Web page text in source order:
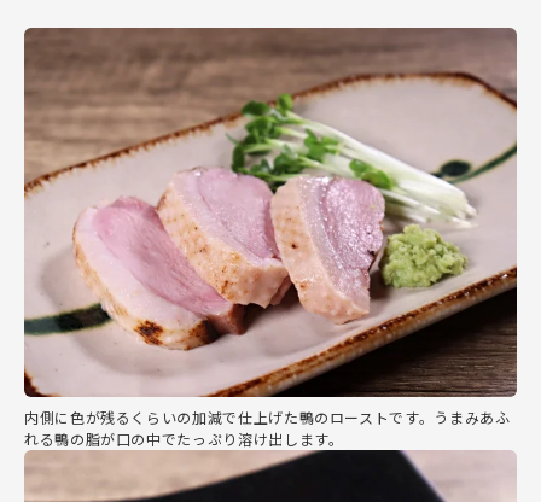
内側に色が残るくらいの加減で仕上げた鴨のローストです。うまみあふ
れる鴨の脂が口の中でたっぷり溶け出します。